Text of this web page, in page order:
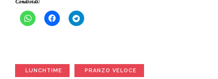
LUNCHTIME PRANZO VELOCE